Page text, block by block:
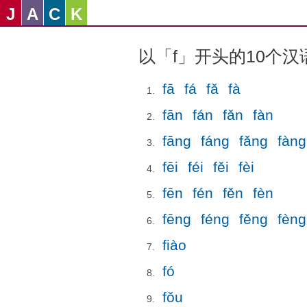
J A C K
以「f」开头的10个汉
fā fá fǎ
fà
fān
fán fǎn
fàn
fāng
fáng fǎng
fàng
fēi
féi fěi
fèi
fēn
fén fěn
fèn
fēng
féng fěng
fèng
fiào
fó
fǒu